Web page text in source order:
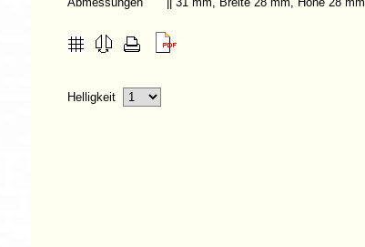
Helligkeit